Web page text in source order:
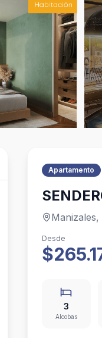
Apartamento
Manizales,
Desde
3
Alcobas